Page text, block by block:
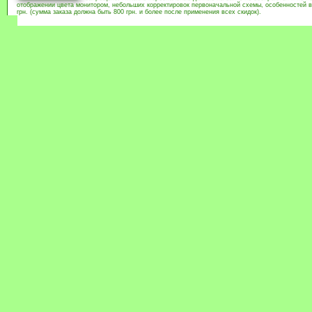
отображении цвета монитором, небольших корректировок первоначальной схемы,
грн. (сумма заказа должна быть 800 грн. и более после применения всех скидок).